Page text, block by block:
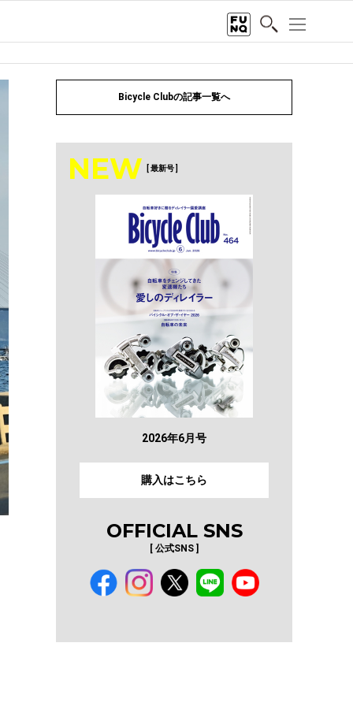
Bicycle Clubの記事一覧へ
NEW [ 最新号 ]
2026年6月号
購入はこちら
OFFICIAL SNS
[ 公式SNS ]